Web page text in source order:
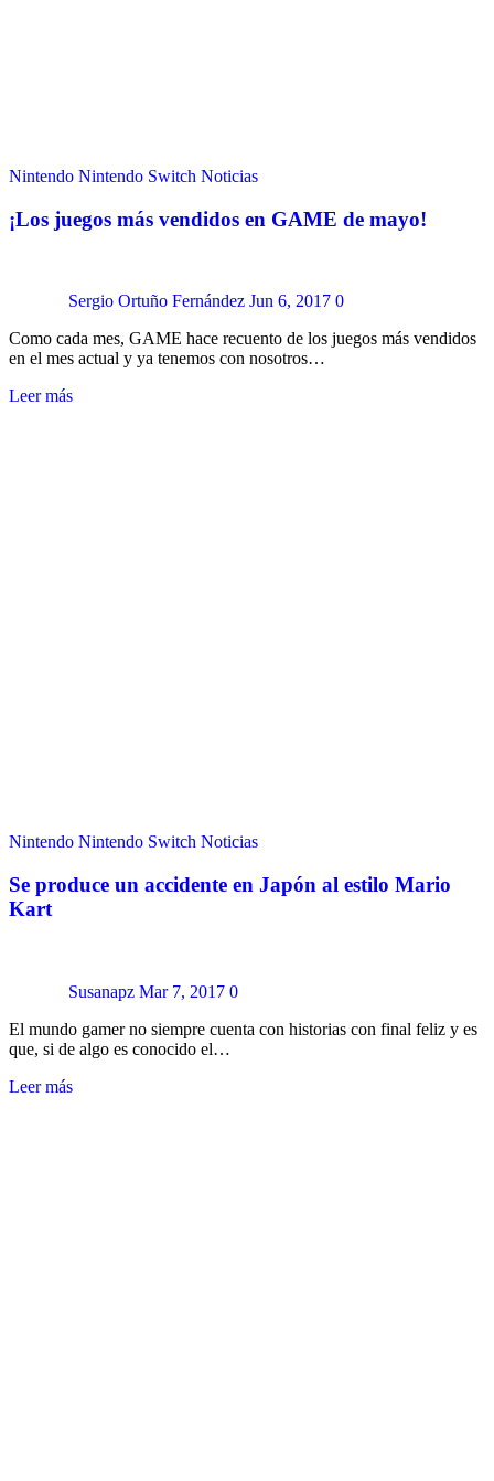
Nintendo Nintendo Switch Noticias
¡Los juegos más vendidos en GAME de mayo!
Sergio Ortuño Fernández Jun 6, 2017 0
Como cada mes, GAME hace recuento de los juegos más vendidos
en el mes actual y ya tenemos con nosotros…
Leer más
Nintendo Nintendo Switch Noticias
Se produce un accidente en Japón al estilo Mario
Kart
Susanapz Mar 7, 2017 0
El mundo gamer no siempre cuenta con historias con final feliz y es
que, si de algo es conocido el…
Leer más